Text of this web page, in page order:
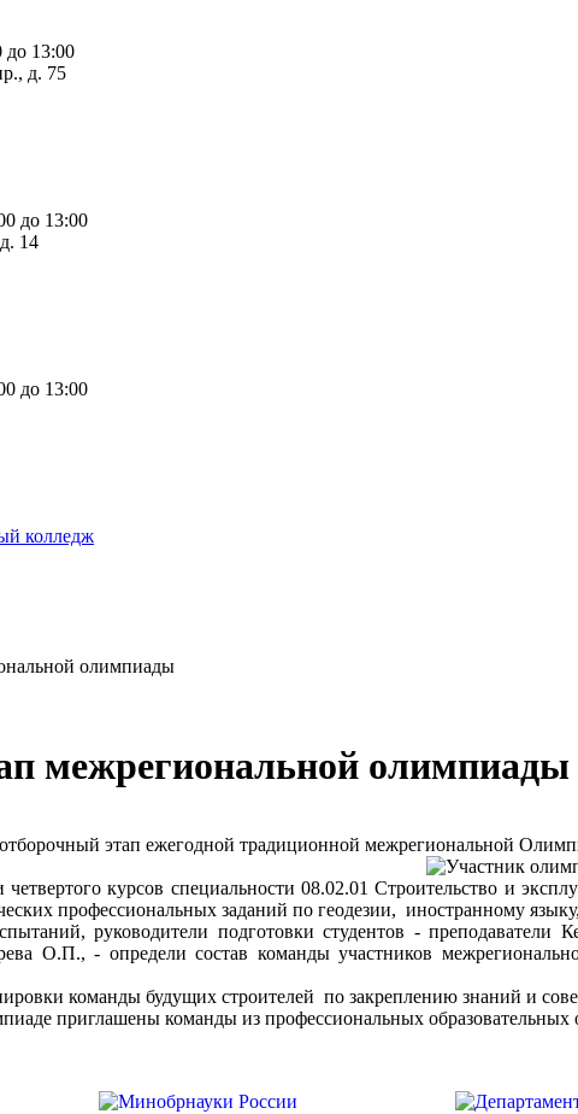
до 13:00
д. 75
до 13:00
14
до 13:00
колледж
олимпиады
межрегиональной олимпиады
этап ежегодной традиционной межрегиональной
курсов специальности 08.02.01 Строительство и
профессиональных заданий по геодезии, иностранному
руководители подготовки студентов -
О.П., - определи состав команды участников
команды будущих строителей по закреплению знаний и
приглашены команды из профессиональных